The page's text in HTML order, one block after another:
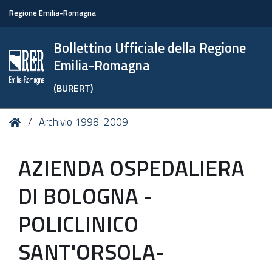
Regione Emilia-Romagna
Bollettino Ufficiale della Regione
Emilia-Romagna
(BURERT)
Tu HomeArchivio 1998-2009
AZIENDA OSPEDALIERA
DI BOLOGNA -
POLICLINICO
SANT'ORSOLA-